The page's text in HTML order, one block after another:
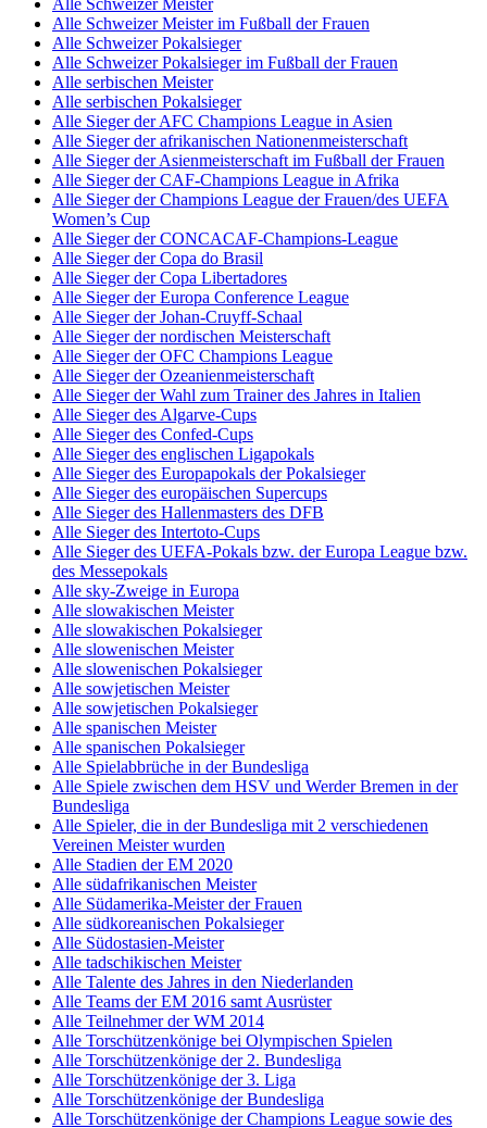
Alle Schweizer Meister im Fußball der Frauen
Alle Schweizer Pokalsieger
Alle Schweizer Pokalsieger im Fußball der Frauen
Alle serbischen Meister
Alle serbischen Pokalsieger
Alle Sieger der AFC Champions League in Asien
Alle Sieger der afrikanischen Nationenmeisterschaft
Alle Sieger der Asienmeisterschaft im Fußball der Frauen
Alle Sieger der CAF-Champions League in Afrika
Alle Sieger der Champions League der Frauen/des UEFA
Women’s Cup
Alle Sieger der CONCACAF-Champions-League
Alle Sieger der Copa do Brasil
Alle Sieger der Copa Libertadores
Alle Sieger der Europa Conference League
Alle Sieger der Johan-Cruyff-Schaal
Alle Sieger der nordischen Meisterschaft
Alle Sieger der OFC Champions League
Alle Sieger der Ozeanienmeisterschaft
Alle Sieger der Wahl zum Trainer des Jahres in Italien
Alle Sieger des Algarve-Cups
Alle Sieger des Confed-Cups
Alle Sieger des englischen Ligapokals
Alle Sieger des Europapokals der Pokalsieger
Alle Sieger des europäischen Supercups
Alle Sieger des Hallenmasters des DFB
Alle Sieger des Intertoto-Cups
Alle Sieger des UEFA-Pokals bzw. der Europa League bzw.
des Messepokals
Alle sky-Zweige in Europa
Alle slowakischen Meister
Alle slowakischen Pokalsieger
Alle slowenischen Meister
Alle slowenischen Pokalsieger
Alle sowjetischen Meister
Alle sowjetischen Pokalsieger
Alle spanischen Meister
Alle spanischen Pokalsieger
Alle Spielabbrüche in der Bundesliga
Alle Spiele zwischen dem HSV und Werder Bremen in der
Bundesliga
Alle Spieler, die in der Bundesliga mit 2 verschiedenen
Vereinen Meister wurden
Alle Stadien der EM 2020
Alle südafrikanischen Meister
Alle Südamerika-Meister der Frauen
Alle südkoreanischen Pokalsieger
Alle Südostasien-Meister
Alle tadschikischen Meister
Alle Talente des Jahres in den Niederlanden
Alle Teams der EM 2016 samt Ausrüster
Alle Teilnehmer der WM 2014
Alle Torschützenkönige bei Olympischen Spielen
Alle Torschützenkönige der 2. Bundesliga
Alle Torschützenkönige der 3. Liga
Alle Torschützenkönige der Bundesliga
Alle Torschützenkönige der Champions League sowie des